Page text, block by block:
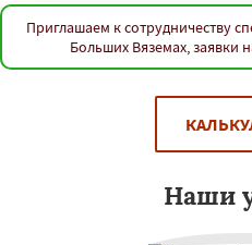
Приглашаем к сотрудничеству
Больших Вяземах, заявки
Наши